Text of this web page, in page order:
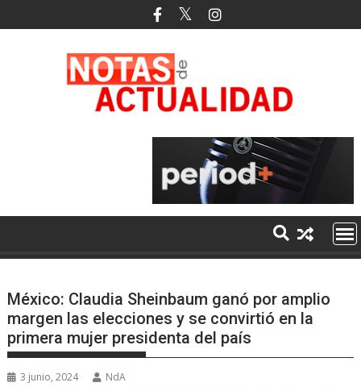
al
México: Claudia Sheinbaum ganó por amplio
margen las elecciones y se convirtió en la
primera mujer presidenta del país
3 junio, 2024 NdA